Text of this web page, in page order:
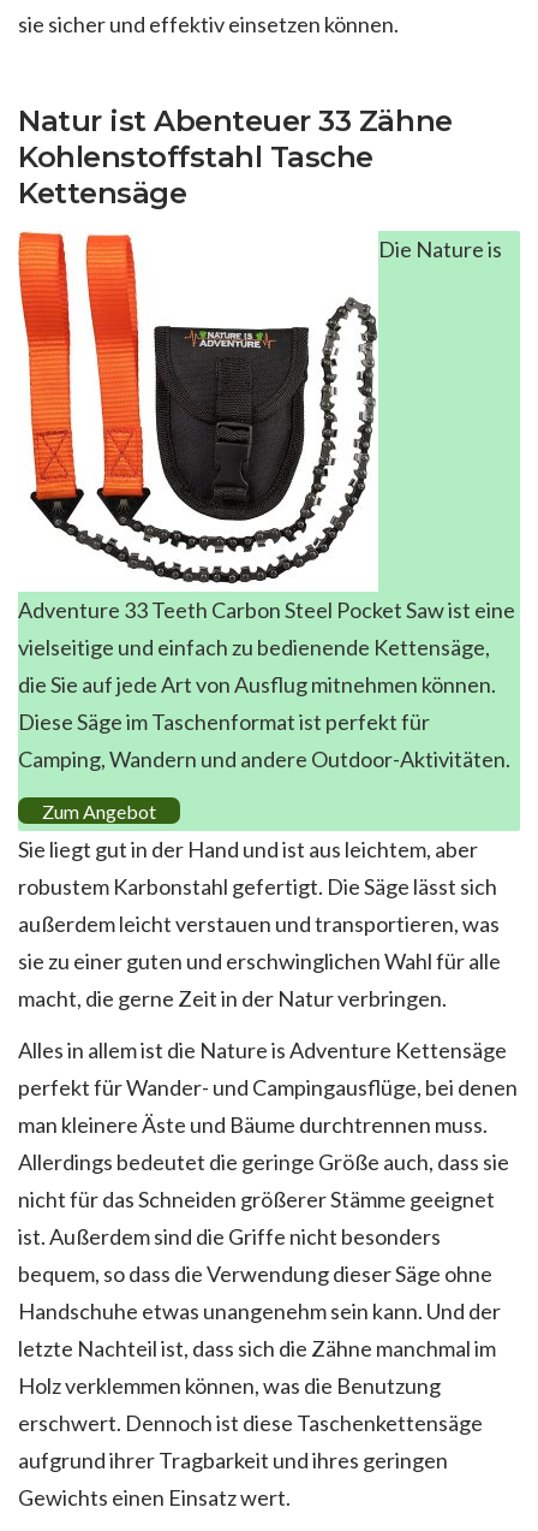
sie sicher und effektiv einsetzen können.
Natur ist Abenteuer 33 Zähne
Kohlenstoffstahl Tasche
Kettensäge
Die Nature is
Adventure 33 Teeth Carbon Steel Pocket Saw ist eine
vielseitige und einfach zu bedienende Kettensäge,
die Sie auf jede Art von Ausflug mitnehmen können.
Diese Säge im Taschenformat ist perfekt für
Camping, Wandern und andere Outdoor-Aktivitäten.
Zum Angebot
Sie liegt gut in der Hand und ist aus leichtem, aber
robustem Karbonstahl gefertigt. Die Säge lässt sich
außerdem leicht verstauen und transportieren, was
sie zu einer guten und erschwinglichen Wahl für alle
macht, die gerne Zeit in der Natur verbringen.
Alles in allem ist die Nature is Adventure Kettensäge
perfekt für Wander- und Campingausflüge, bei denen
man kleinere Äste und Bäume durchtrennen muss.
Allerdings bedeutet die geringe Größe auch, dass sie
nicht für das Schneiden größerer Stämme geeignet
ist. Außerdem sind die Griffe nicht besonders
bequem, so dass die Verwendung dieser Säge ohne
Handschuhe etwas unangenehm sein kann. Und der
letzte Nachteil ist, dass sich die Zähne manchmal im
Holz verklemmen können, was die Benutzung
erschwert. Dennoch ist diese Taschenkettensäge
aufgrund ihrer Tragbarkeit und ihres geringen
Gewichts einen Einsatz wert.